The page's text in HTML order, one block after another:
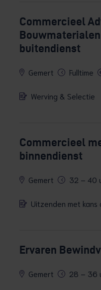
Commercieel
buitendienst
Gemert Fulltime
Werving & Selectie
Commercieel
binnendienst
Gemert 32 – 40
Uitzenden met kans
Ervaren
Gemert 28 – 36